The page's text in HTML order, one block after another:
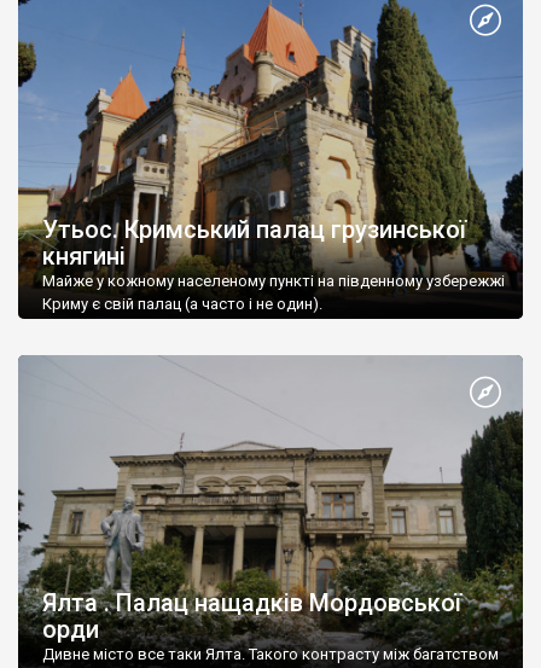
Утьос. Кримський палац грузинської
княгині
Майже у кожному населеному пункті на південному узбережжі
Криму є свій палац (а часто і не один).
Ялта . Палац нащадків Мордовської
орди
Дивне місто все таки Ялта. Такого контрасту між багатством